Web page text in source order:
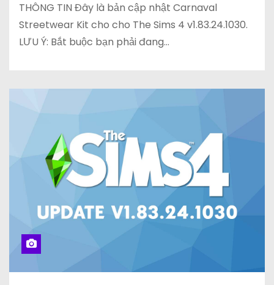
THÔNG TIN Đây là bản cập nhật Carnaval
Streetwear Kit cho cho The Sims 4 v1.83.24.1030.
LƯU Ý: Bắt buộc bạn phải đang…